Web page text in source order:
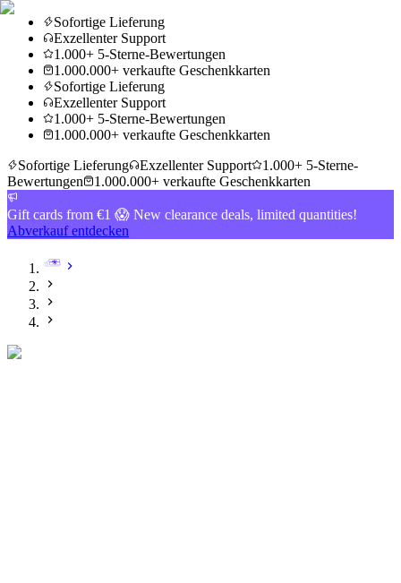
Sofortige Lieferung
Exzellenter Support
1.000+ 5-Sterne-Bewertungen
1.000.000+ verkaufte Geschenkkarten
Sofortige Lieferung
Exzellenter Support
1.000+ 5-Sterne-Bewertungen
1.000.000+ verkaufte Geschenkkarten
Sofortige Lieferung
Exzellenter Support
1.000+ 5-Sterne-
Bewertungen
1.000.000+ verkaufte Geschenkkarten
Gift cards from €1 😱 New clearance deals, limited quantities!
Abverkauf entdecken